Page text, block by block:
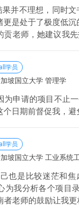
贡老师帮我进行了
并不理想，同时
是处于了极度低沉
贡老师，她建议我
了。感谢贡老师！
学员
坡国立大学 管理学
为申请的项目不止
日期前督促我，
学员
坡国立大学 工业系统
也是比较迷茫和
为我分析各个项目
者老师的鼓励让我